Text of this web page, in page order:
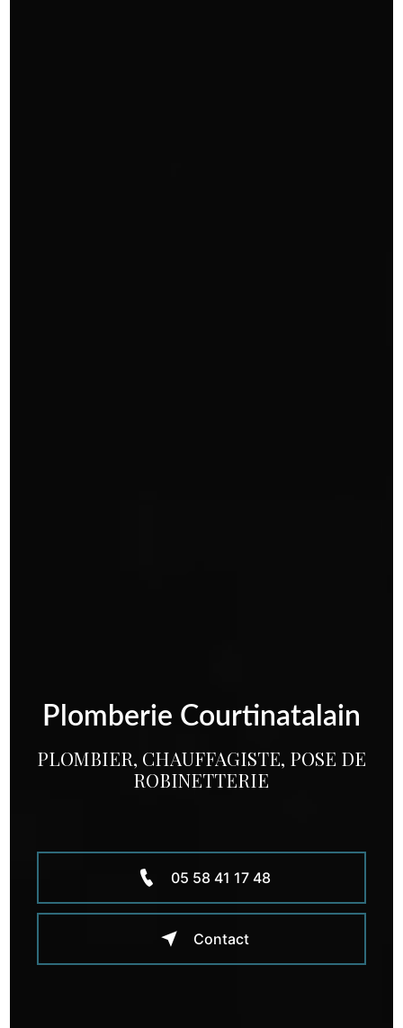
Plomberie Courtinatalain
PLOMBIER, CHAUFFAGISTE, POSE DE
ROBINETTERIE
05 58 41 17 48
Contact